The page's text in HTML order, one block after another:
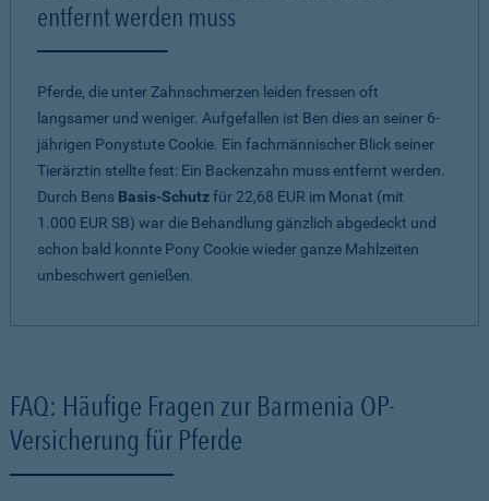
entfernt werden muss
Pferde, die unter Zahnschmerzen leiden fressen oft
langsamer und weniger. Aufgefallen ist Ben dies an seiner 6-
jährigen Ponystute Cookie. Ein fachmännischer Blick seiner
Tierärztin stellte fest: Ein Backenzahn muss entfernt werden.
Durch Bens Basis-Schutzfür 22,68 EUR im Monat (mit
1.000 EUR SB) war die Behandlung gänzlich abgedeckt und
schon bald konnte Pony Cookie wieder ganze Mahlzeiten
unbeschwert genießen.
FAQ: Häufige Fragen zur Barmenia OP-
Versicherung für Pferde